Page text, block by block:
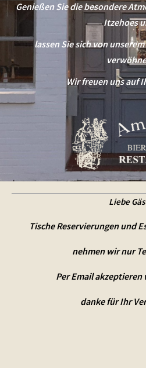
Genießen Sie die besondere
Itzehoes
lassen Sie sich von
Wir freuen uns auf
Liebe
Tische Reservierungen und
nehmen wir nur
Per Email
danke für Ihr